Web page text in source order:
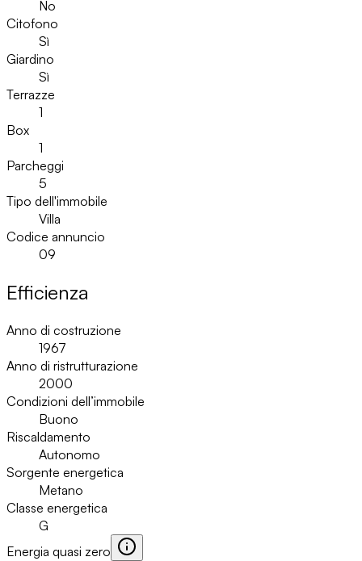
No
Citofono
Sì
Giardino
Sì
Terrazze
1
Box
1
Parcheggi
5
Tipo dell'immobile
Villa
Codice annuncio
09
Efficienza
Anno di costruzione
1967
Anno di ristrutturazione
2000
Condizioni dell’immobile
Buono
Riscaldamento
Autonomo
Sorgente energetica
Metano
Classe energetica
G
Energia quasi zero